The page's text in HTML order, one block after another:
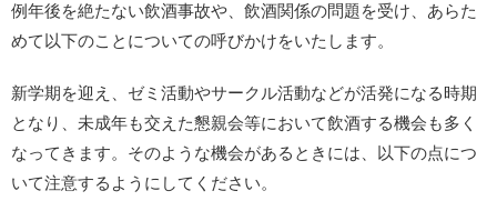
例年後を絶たない飲酒事故や、飲酒関係の問題を受け、あらた
めて以下のことについての呼びかけをいたします。
新学期を迎え、ゼミ活動やサークル活動などが活発になる時期
となり、未成年も交えた懇親会等において飲酒する機会も多く
なってきます。そのような機会があるときには、以下の点につ
いて注意するようにしてください。